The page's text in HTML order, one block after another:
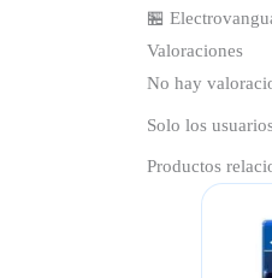
🏪
Valoraciones
No hay
Solo los
Productos